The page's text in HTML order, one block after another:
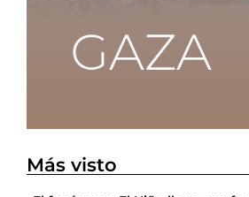
Más visto